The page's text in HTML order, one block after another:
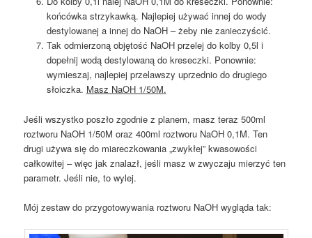
końcówka strzykawką. Najlepiej używać innej do wody
destylowanej a innej do NaOH – żeby nie zanieczyścić.
Tak odmierzoną objętość NaOH przelej do kolby 0,5l i
dopełnij wodą destylowaną do kreseczki. Ponownie:
wymieszaj, najlepiej przelawszy uprzednio do drugiego
słoiczka. Masz NaOH 1/50M.
Jeśli wszystko poszło zgodnie z planem, masz teraz 500ml
roztworu NaOH 1/50M oraz 400ml roztworu NaOH 0,1M. Ten
drugi używa się do miareczkowania „zwykłej” kwasowości
całkowitej – więc jak znalazł, jeśli masz w zwyczaju mierzyć ten
parametr. Jeśli nie, to wylej.
Mój zestaw do przygotowywania roztworu NaOH wygląda tak: